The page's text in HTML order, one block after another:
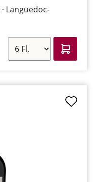
Languedoc-